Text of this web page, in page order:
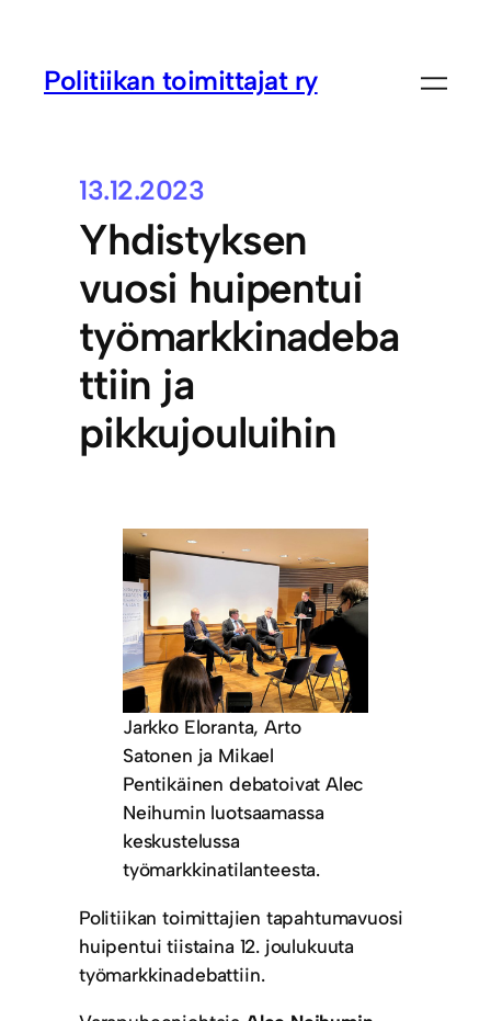
Politiikan toimittajat ry
13.12.2023
Yhdistyksen
vuosi huipentui
työmarkkinadeba
ttiin ja
pikkujouluihin
Jarkko Eloranta, Arto
Satonen ja Mikael
Pentikäinen debatoivat Alec
Neihumin luotsaamassa
keskustelussa
työmarkkinatilanteesta.
Politiikan toimittajien tapahtumavuosi
huipentui tiistaina 12. joulukuuta
työmarkkinadebattiin.